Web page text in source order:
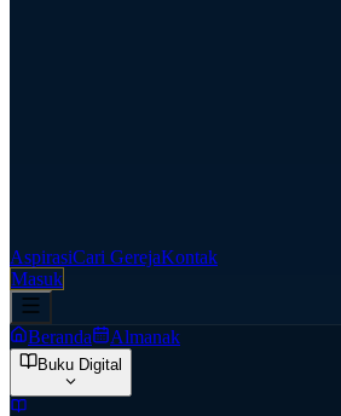
AspirasiCari GerejaKontak
Masuk
Beranda Almanak
Buku Digital